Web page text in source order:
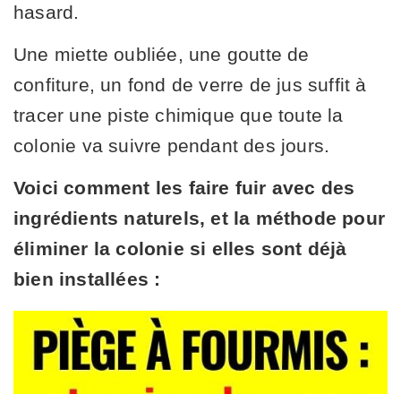
hasard.
Une miette oubliée, une goutte de
confiture, un fond de verre de jus suffit à
tracer une piste chimique que toute la
colonie va suivre pendant des jours.
Voici comment les faire fuir avec des
ingrédients naturels, et la méthode pour
éliminer la colonie si elles sont déjà
bien installées :